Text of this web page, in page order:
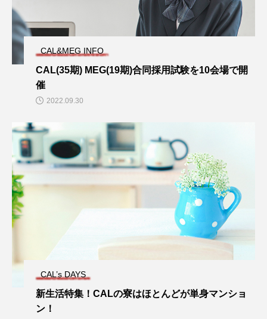
CAL&MEG INFO
CAL(35期) MEG(19期)合同採用試験を10会場で開
催
2022.09.30
CAL’s DAYS
新生活特集！CALの寮はほとんどが単身マンショ
ン！